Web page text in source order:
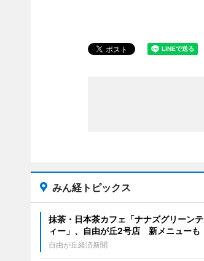
みん経トピックス
抹茶・日本茶カフェ「ナナズグリーンテ
ィー」、自由が丘2号店 新メニューも
自由が丘経済新聞